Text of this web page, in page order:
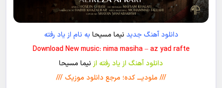
دانلود آهنگ جدید نیما مسیحا به نام از یاد رفته
Download New music: nima masiha – az yad rafte
دانلود آهنگ از یاد رفته از نیما مسیحا
/// ملودیـــ کده؛ مرجع دانلود موزیک ///